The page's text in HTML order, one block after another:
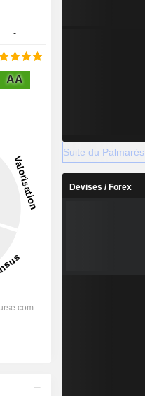
-
-
AA
Suite du Palmarès
Devises / Forex